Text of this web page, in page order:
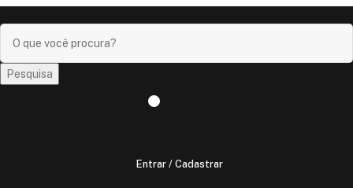
Pesquisa
Entrar / Cadastrar